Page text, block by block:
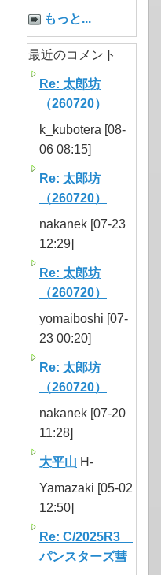
もっと...
最近のコメント
Re: 太郎坊
（260720）
k_kubotera [08-
06 08:15]
Re: 太郎坊
（260720）
nakanek [07-23
12:29]
Re: 太郎坊
（260720）
yomaiboshi [07-
23 00:20]
Re: 太郎坊
（260720）
nakanek [07-20
11:28]
大平山 H-
Yamazaki [05-02
12:50]
Re: C/2025R3
パンスターズ彗